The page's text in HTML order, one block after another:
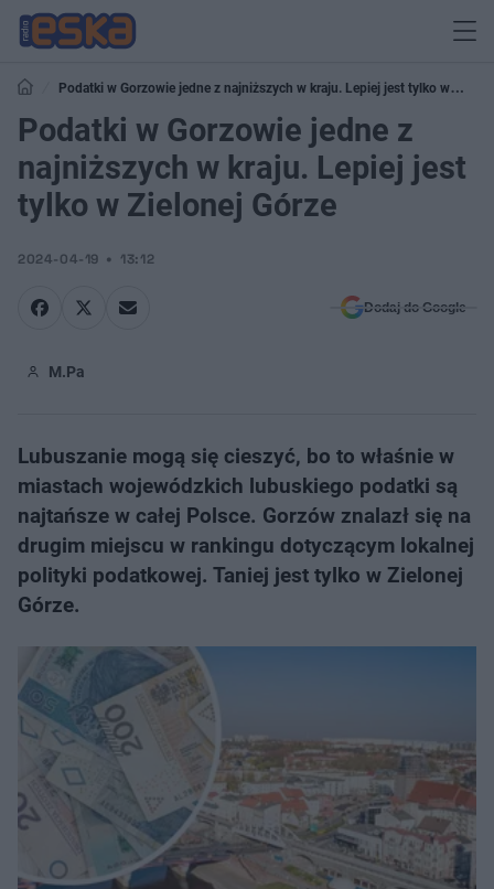
Podatki w Gorzowie jedne z najniższych w kraju. Lepiej jest tylko w
Zielonej Górze
Podatki w Gorzowie jedne z
najniższych w kraju. Lepiej jest
tylko w Zielonej Górze
2024-04-19 13:12
Dodaj do Google
M.Pa
Lubuszanie mogą się cieszyć, bo to właśnie w
miastach wojewódzkich lubuskiego podatki są
najtańsze w całej Polsce. Gorzów znalazł się na
drugim miejscu w rankingu dotyczącym lokalnej
polityki podatkowej. Taniej jest tylko w Zielonej
Górze.